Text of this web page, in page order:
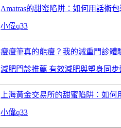
Amatras的甜蜜陷阱：如何用話術
小偉q33
瘦瘦筆真的能瘦？我的減重門診體
減肥門診推薦 有效減肥與塑身同步
上海黃金交易所的甜蜜陷阱：如
小偉q33